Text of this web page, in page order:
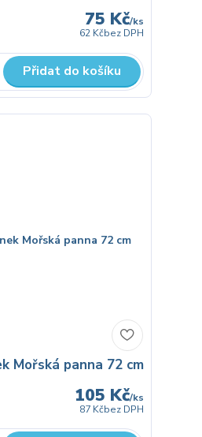
75 Kč/ks
62 Kčbez DPH
Přidat do košíku
Mořská panna 72 cm
105 Kč/ks
87 Kčbez DPH